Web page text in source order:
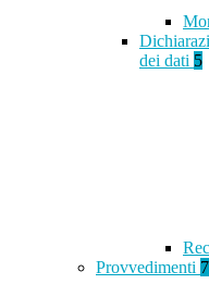
dei dati 5
Provvedimenti